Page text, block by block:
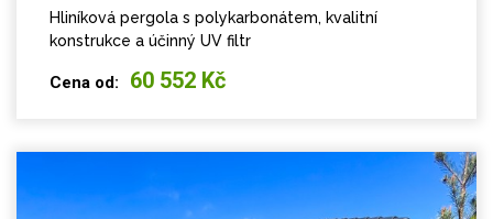
Hliníková pergola s polykarbonátem, kvalitní
konstrukce a účinný UV filtr
Cena od: 60 552 Kč